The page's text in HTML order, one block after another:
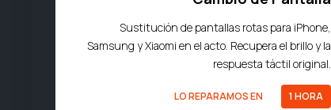
Sustitución de pantallas rotas para iPhone,
Samsung y Xiaomi en el acto. Recupera el brillo y la
respuesta táctil original.
LO REPARAMOS EN 1 HORA